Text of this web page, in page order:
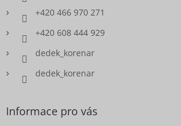
+420 466 970 271
+420 608 444 929
dedek_korenar
dedek_korenar
Informace pro vás